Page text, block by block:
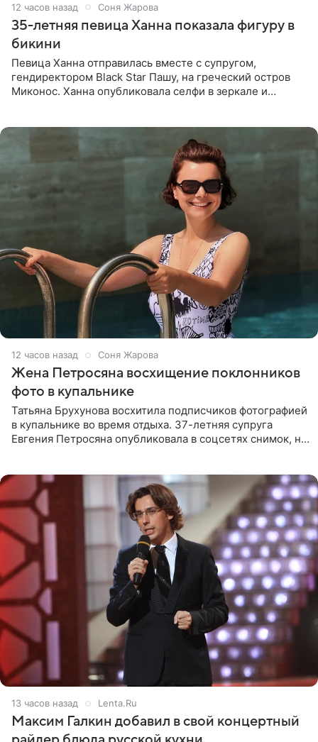
12 часов назад Соня Жарова
35-летняя певица Ханна показала фигуру в
бикини
Певица Ханна отправилась вместе с супругом,
гендиректором Black Star Пашу, на греческий остров
Миконос. Ханна опубликовала селфи в зеркале и
12 часов назад Соня Жарова
Жена Петросяна восхищение поклонников
фото в купальнике
Татьяна Брухунова восхитила подписчиков фотографией
в купальнике во время отдыха. 37-летняя супруга
Евгения Петросяна опубликовала в соцсетях снимок, на
13 часов назад Lenta.Ru
Максим Галкин добавил в свой концертный